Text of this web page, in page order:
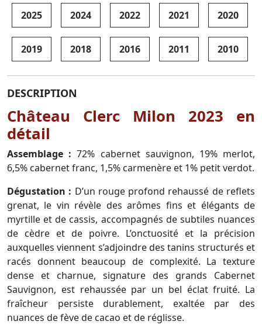
2025 2024 2022 2021 2020
2019 2018 2016 2011 2010
DESCRIPTION
Château Clerc Milon 2023 en
détail
Assemblage : 72% cabernet sauvignon, 19% merlot,
6,5% cabernet franc, 1,5% carmenère et 1% petit verdot.
Dégustation : D’un rouge profond rehaussé de reflets
grenat, le vin révèle des arômes fins et élégants de
myrtille et de cassis, accompagnés de subtiles nuances
de cèdre et de poivre. L’onctuosité et la précision
auxquelles viennent s’adjoindre des tanins structurés et
racés donnent beaucoup de complexité. La texture
dense et charnue, signature des grands Cabernet
Sauvignon, est rehaussée par un bel éclat fruité. La
fraîcheur persiste durablement, exaltée par des
nuances de fève de cacao et de réglisse.